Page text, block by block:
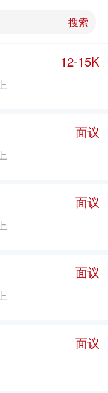
院现有各类卫生技
原广州军区神经外
点学科、传染病重
烧创伤救治、传染
消化内镜诊疗、手
、腔道泌尿外科、
色。 医疗设备先
、口腔CT、西门子
岛津数字胃肠机、
镜、支气管镜、经
设备。医院使用全
搜索
12-15K
面议
面议
面议
面议